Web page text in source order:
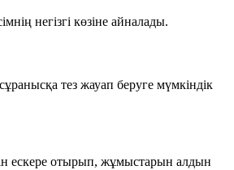
негізгі көзіне айналады.
тез жауап беруге мүмкіндік
ескере отырып, жұмыстарын алдын